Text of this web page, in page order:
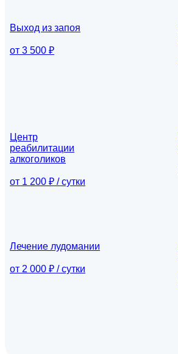
Выход из запоя
от 3 500 ₽
Центр
реабилитации
алкоголиков
от 1 200 ₽ / сутки
Лечение лудомании
от 2 000 ₽ / сутки